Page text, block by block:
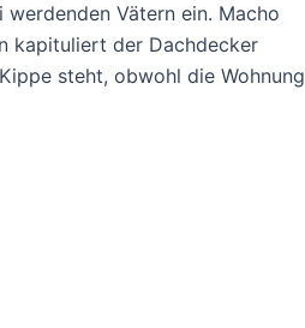
Vätern ein. Macho
kapituliert der Dachdecker
steht, obwohl die Wohnung